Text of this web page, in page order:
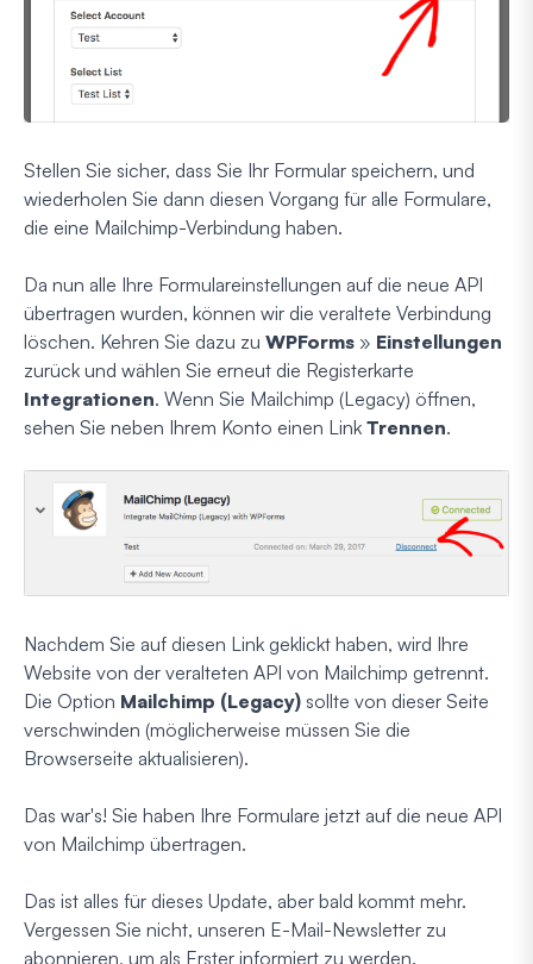
Stellen Sie sicher, dass Sie Ihr Formular speichern, und
wiederholen Sie dann diesen Vorgang für alle Formulare,
die eine Mailchimp-Verbindung haben.
Da nun alle Ihre Formulareinstellungen auf die neue API
übertragen wurden, können wir die veraltete Verbindung
löschen. Kehren Sie dazu zu WPForms » Einstellungen
zurück und wählen Sie erneut die Registerkarte
Integrationen. Wenn Sie Mailchimp (Legacy) öffnen,
sehen Sie neben Ihrem Konto einen Link Trennen.
Nachdem Sie auf diesen Link geklickt haben, wird Ihre
Website von der veralteten API von Mailchimp getrennt.
Die Option Mailchimp (Legacy) sollte von dieser Seite
verschwinden (möglicherweise müssen Sie die
Browserseite aktualisieren).
Das war's! Sie haben Ihre Formulare jetzt auf die neue API
von Mailchimp übertragen.
Das ist alles für dieses Update, aber bald kommt mehr.
Vergessen Sie nicht, unseren E-Mail-Newsletter zu
abonnieren, um als Erster informiert zu werden.